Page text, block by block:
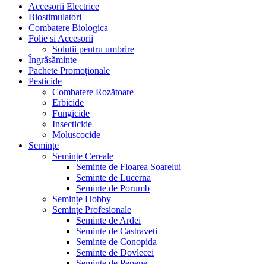
Accesorii Electrice
Biostimulatori
Combatere Biologica
Folie si Accesorii
Solutii pentru umbrire
Îngrășăminte
Pachete Promoționale
Pesticide
Combatere Rozătoare
Erbicide
Fungicide
Insecticide
Moluscocide
Semințe
Semințe Cereale
Seminte de Floarea Soarelui
Seminte de Lucerna
Seminte de Porumb
Semințe Hobby
Semințe Profesionale
Seminte de Ardei
Seminte de Castraveti
Seminte de Conopida
Seminte de Dovlecei